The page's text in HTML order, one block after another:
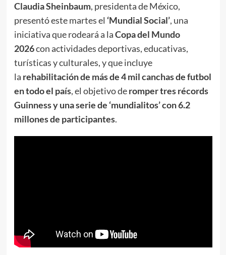
Claudia Sheinbaum, presidenta de México,
presentó este martes el ‘Mundial Social’, una
iniciativa que rodeará a laCopa del Mundo
2026con actividades deportivas, educativas,
turísticas y culturales, y que incluye
la rehabilitación de más de 4 mil canchas de futbol
en todo el país, el objetivo deromper tres récords
Guinness y una serie de ‘mundialitos’ con 6.2
millones de participantes.